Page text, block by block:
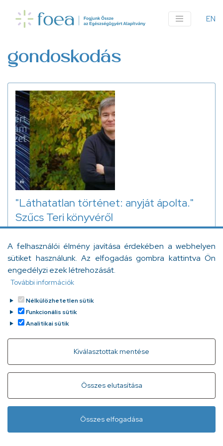
A felhasználói élmény javítása érdekében a webhelyen
sütiket használunk. Az elfogadás gombra kattintva Ön
engedélyzi ezek létrehozását.
További információk
Nélkülözhetetlen sütik
Funkcionális sütik
Analitikai sütik
Kiválasztottak mentése
Összes elutasítása
Withdraw consent
Összes elfogadása
tartalomra
EN
gondoskodás
"Láthatatlan történet: anyját ápolta."
Szűcs Teri könyvéről
szól az ápolásról, mint a demenciáról, s e tekintetben
minden olyan emberről, aki bármilyen krónikus
betegségben szenvedő családtagjának viseli gondját.
- Ureczky Eszter írása Szűcs Teri könyvéről.
2024. május 28.
Gyorslinkek
Adatvédelem Kapcsolat
+ 36 1 296 2556(normál díjas, 8:00-20:00 között
hívható)